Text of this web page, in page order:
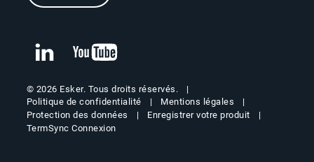
© 2026 Esker. Tous droits réservés.
Politique de confidentialité
Mentions légales
Protection des données
Enregistrer votre produit
TermSync Connexion